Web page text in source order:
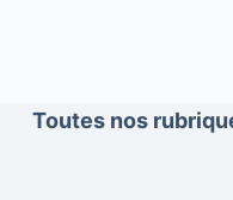
Toutes nos